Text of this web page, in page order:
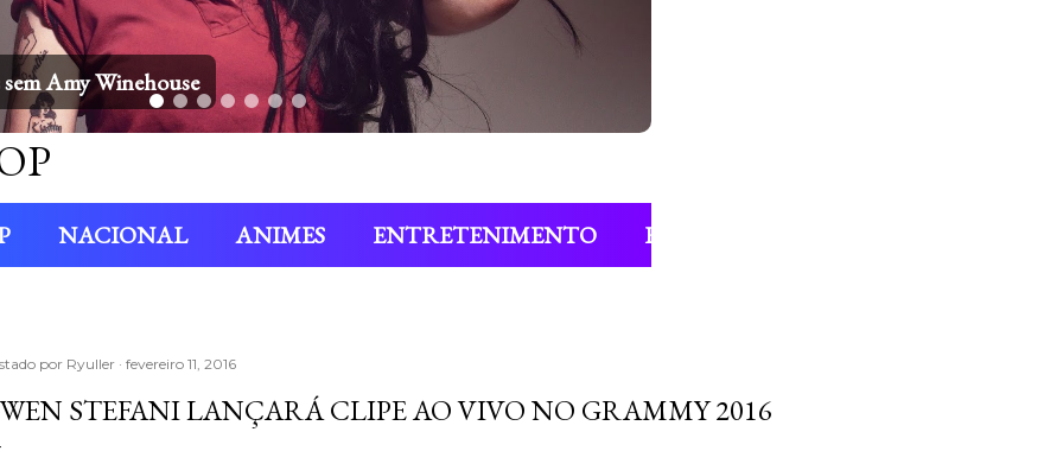
sem Amy Winehouse
NACIONAL ANIMES ENTRETENIMENTO ENTREVISTAS
por Ryuller fevereiro 11, 2016
STEFANI LANÇARÁ CLIPE AO VIVO NO GRAMMY 2016